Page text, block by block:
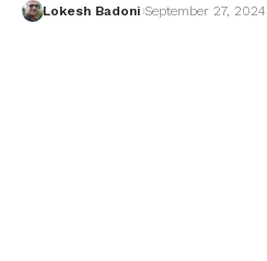
Lokesh Badoni September 27, 2024